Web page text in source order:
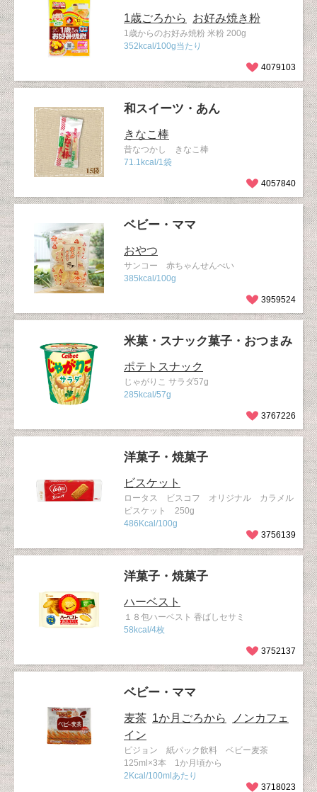
1歳ごろから お好み焼き粉
1歳からのお好み焼粉 米粉 200g
352kcal/100g当たり
4079103
和スイーツ・あん
きなこ棒
昔なつかし きなこ棒
71.1kcal/1袋
4057840
ベビー・ママ
おやつ
サンコー 赤ちゃんせんべい
385kcal/100g
3959524
米菓・スナック菓子・おつまみ
ポテトスナック
じゃがりこ サラダ57g
285kcal/57g
3767226
洋菓子・焼菓子
ビスケット
ロータス ビスコフ オリジナル カラメル
ビスケット 250g
486Kcal/100g
3756139
洋菓子・焼菓子
ハーベスト
１８包ハーベスト 香ばしセサミ
58kcal/4枚
3752137
ベビー・ママ
麦茶 1か月ごろから
ノンカフェ
イン
ピジョン 紙パック飲料 ベビー麦茶
125ml×3本 1か月頃から
2Kcal/100mlあたり
3718023